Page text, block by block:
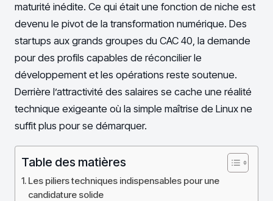
maturité inédite. Ce qui était une fonction de niche est
devenu le pivot de la transformation numérique. Des
startups aux grands groupes du CAC 40, la demande
pour des profils capables de réconcilier le
développement et les opérations reste soutenue.
Derrière l’attractivité des salaires se cache une réalité
technique exigeante où la simple maîtrise de Linux ne
suffit plus pour se démarquer.
Table des matières
Les piliers techniques indispensables pour une
candidature solide